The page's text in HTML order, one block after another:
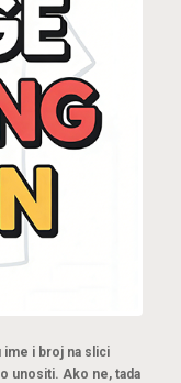
ime i broj na slici
unositi. Ako ne, tada